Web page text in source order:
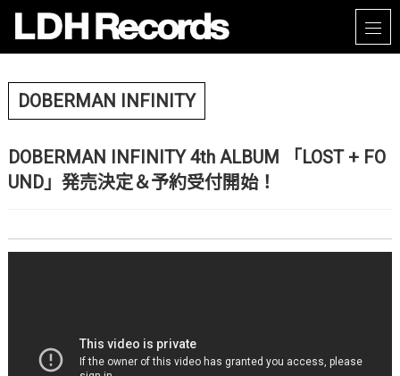
DOBERMAN INFINITY
DOBERMAN INFINITY 4th ALBUM 「LOST + FO
UND」発売決定＆予約受付開始！